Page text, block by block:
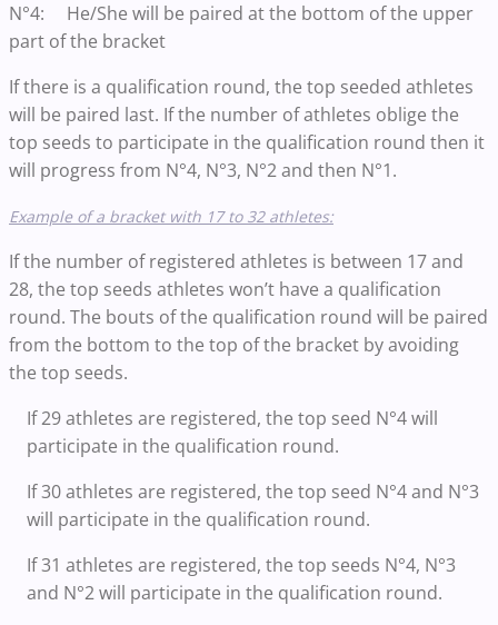
N°4: He/She will be paired at the bottom of the upper
part of the bracket
If there is a qualification round, the top seeded athletes
will be paired last. If the number of athletes oblige the
top seeds to participate in the qualification round then it
will progress from N°4, N°3, N°2 and then N°1.
Example of a bracket with 17 to 32 athletes:
If the number of registered athletes is between 17 and
28, the top seeds athletes won’t have a qualification
round. The bouts of the qualification round will be paired
from the bottom to the top of the bracket by avoiding
the top seeds.
If 29 athletes are registered, the top seed N°4 will
participate in the qualification round.
If 30 athletes are registered, the top seed N°4 and N°3
will participate in the qualification round.
If 31 athletes are registered, the top seeds N°4, N°3
and N°2 will participate in the qualification round.